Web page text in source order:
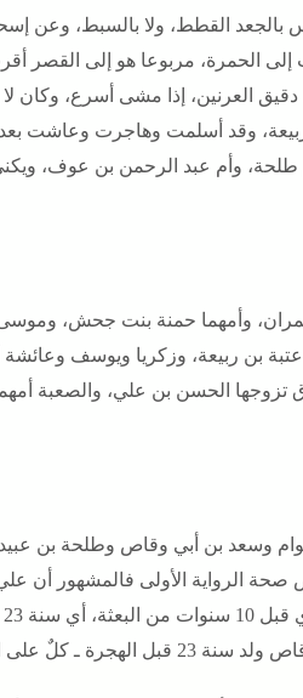
بالجعد القطط، ولا بالسبط، وعن
الحمرة، مربوعا هو إلى القصر
العرنين، إذا مشى أسرع، وكان
وقد أسلمت وهاجرت وعاشت بعد
وأم عبد الرحمن بن عوف،
وأمهما حمنة بنت جحش، وموسى
بن ربيعة، وزكريا ويوسف وعائشة
الحسن بن علي، والصعبة
وسعد بن أبي وقاص وطلحة بن عبيد
28 قبل الهجرة، وعلى فرض صحة الرواية الأولى